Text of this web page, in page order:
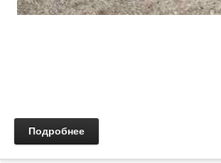
Подробнее